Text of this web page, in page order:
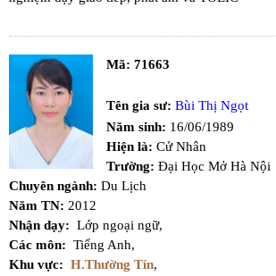
Mã: 71663
Tên gia sư: Bùi Thị Ngọt
Năm sinh: 16/06/1989
Hiện là: Cử Nhân
Trường: Đại Học Mở Hà Nội
Chuyên ngành: Du Lịch
Năm TN: 2012
Nhận dạy: Lớp ngoại ngữ,
Các môn: Tiếng Anh,
Khu vực: H.Thường Tín,